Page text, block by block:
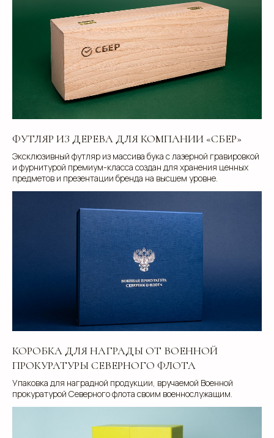
ФУТЛЯР ИЗ ДЕРЕВА ДЛЯ КОМПАНИИ «СБЕР»
Эксклюзивный футляр из массива бука с лазерной гравировкой
и фурнитурой премиум-класса создан для хранения ценных
предметов и презентации бренда на высшем уровне.
КОРОБКА ДЛЯ НАГРАДЫ ОТ ВОЕННОЙ
ПРОКУРАТУРЫ СЕВЕРНОГО ФЛОТА
Упаковка для наградной продукции, вручаемой Военной
прокуратурой Северного флота своим военнослужащим.
конструктивов
Программа лояльности
Вакансии
Производство упаковки
Пользовательское соглашение
персональных данных
Согласие на обработку персональных
Пн.-Пт.: с 9.00 до 18.00
телеграм
вконтакте
+7 (343) 288 56 30
info@estetis.ru
Адрес офиса: 620075, г. Екатеринбург,
ул. Малышева 122, корпус "Р"